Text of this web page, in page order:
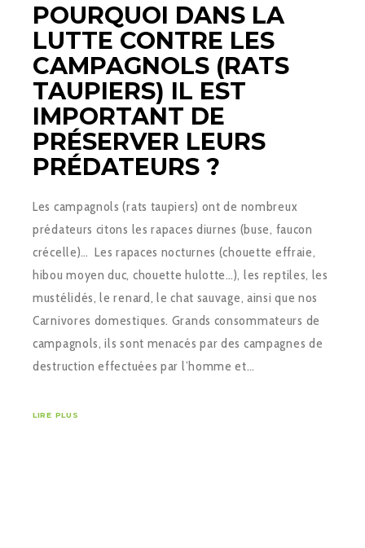
POURQUOI DANS LA
LUTTE CONTRE LES
CAMPAGNOLS (RATS
TAUPIERS) IL EST
IMPORTANT DE
PRÉSERVER LEURS
PRÉDATEURS ?
Les campagnols (rats taupiers) ont de nombreux
prédateurs citons les rapaces diurnes (buse, faucon
crécelle)… Les rapaces nocturnes (chouette effraie,
hibou moyen duc, chouette hulotte…), les reptiles, les
mustélidés, le renard, le chat sauvage, ainsi que nos
Carnivores domestiques. Grands consommateurs de
campagnols, ils sont menacés par des campagnes de
destruction effectuées par l’homme et…
LIRE PLUS